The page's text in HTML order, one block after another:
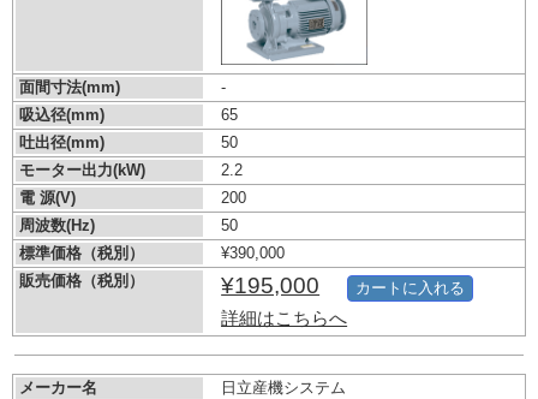
面間寸法(mm)
-
吸込径(mm)
65
吐出径(mm)
50
モーター出力(kW)
2.2
電 源(V)
200
周波数(Hz)
50
標準価格（税別）
¥390,000
販売価格（税別）
¥195,000
詳細はこちらへ
カートに入れる
メーカー名
日立産機システム